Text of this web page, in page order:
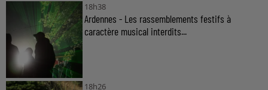
18h38
Ardennes - Les rassemblements festifs à
caractère musical interdits...
18h26